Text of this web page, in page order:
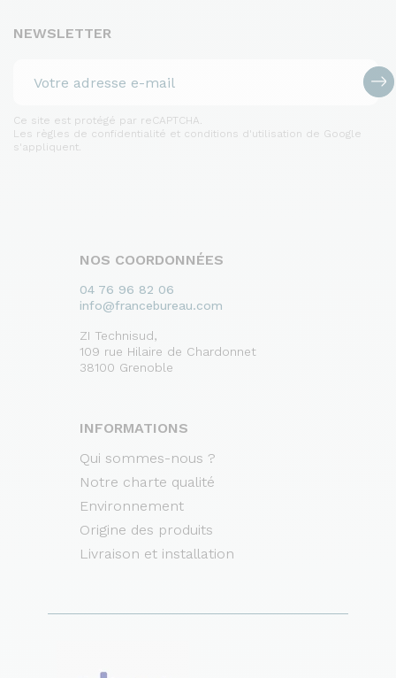
NEWSLETTER
Ce site est protégé par reCAPTCHA.
Les règles de confidentialité et conditions d'utilisation de Google
s'appliquent.
NOS COORDONNÉES
04 76 96 82 06
info@francebureau.com
ZI Technisud,
109 rue Hilaire de Chardonnet
38100 Grenoble
INFORMATIONS
Qui sommes-nous ?
Notre charte qualité
Environnement
Origine des produits
Livraison et installation